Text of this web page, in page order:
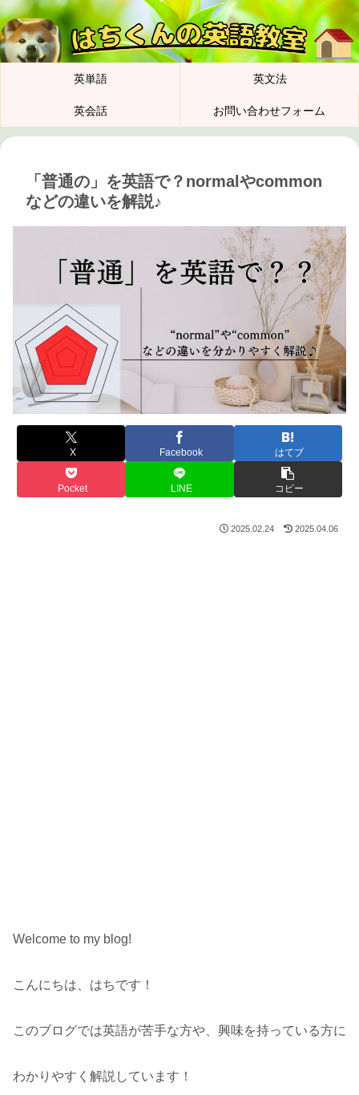
英単語 英文法
英会話 お問い合わせフォーム
「普通の」を英語で？normalやcommon
などの違いを解説♪
X Facebook はてブ
Pocket LINE コピー
2025.02.24 2025.04.06
Welcome to my blog!
こんにちは、はちです！
このブログでは英語が苦手な方や、興味を持っている方に
わかりやすく解説しています！